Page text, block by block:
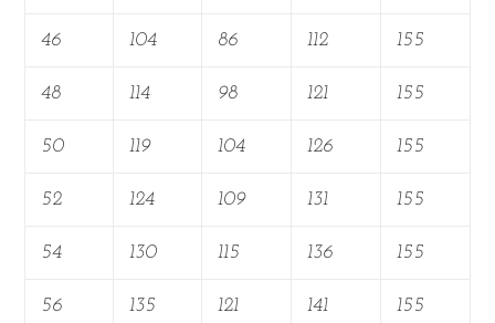
46 104 86 112 155
48 114 98 121 155
50 119 104 126 155
52 124 109 131 155
54 130 115 136 155
56 135 121 141 155